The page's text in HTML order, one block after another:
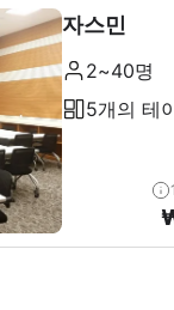
자스민
2~40명
5개의 테